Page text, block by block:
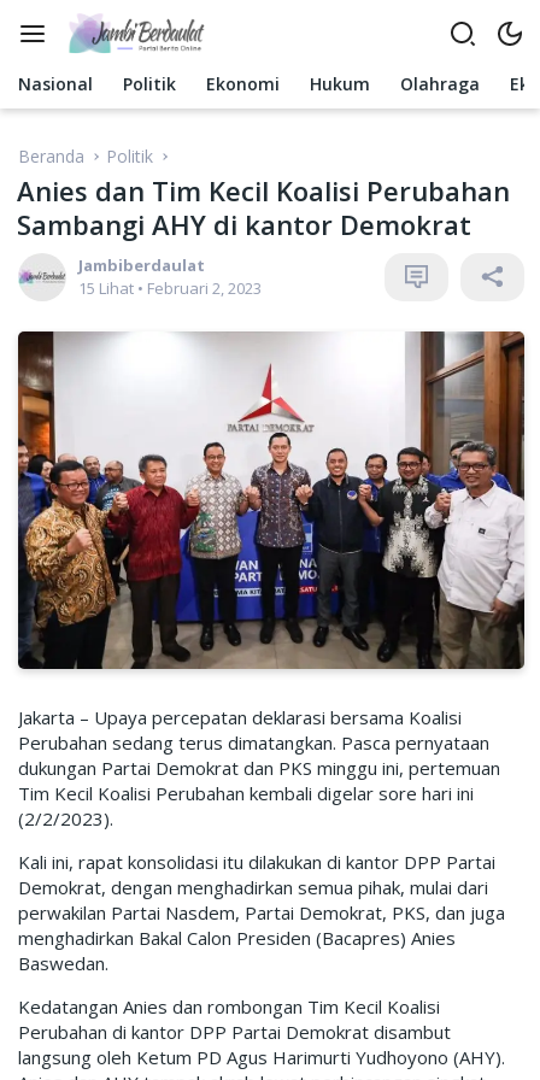
Nasional
Politik Ekonomi Hukum Olahraga
Beranda Politik
Anies dan Tim Kecil Koalisi Perubahan
Sambangi AHY di kantor Demokrat
Jambiberdaulat
15 Lihat • Februari 2, 2023
Jakarta – Upaya percepatan deklarasi bersama Koalisi
Perubahan sedang terus dimatangkan. Pasca pernyataan
dukungan Partai Demokrat dan PKS minggu ini, pertemuan
Tim Kecil Koalisi Perubahan kembali digelar sore hari ini
(2/2/2023).
Kali ini, rapat konsolidasi itu dilakukan di kantor DPP Partai
Demokrat, dengan menghadirkan semua pihak, mulai dari
perwakilan Partai Nasdem, Partai Demokrat, PKS, dan juga
menghadirkan Bakal Calon Presiden (Bacapres) Anies
Baswedan.
Kedatangan Anies dan rombongan Tim Kecil Koalisi
Perubahan di kantor DPP Partai Demokrat disambut
langsung oleh Ketum PD Agus Harimurti Yudhoyono (AHY).